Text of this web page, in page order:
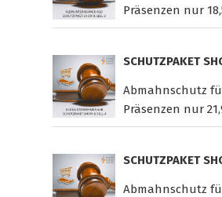
Präsenzen nur
SCHUTZPAKET
Abmahnschutz
Präsenzen nur
SCHUTZPAKET
Abmahnschutz